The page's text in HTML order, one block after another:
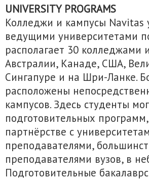
UNIVERSITY PROGRAMS
Колледжи и кампусы Navitas
ведущими университетами
располагает 30 колледжами
Австралии, Канаде, США,
Сингапуре и на Шри-Ланке.
расположены
кампусов. Здесь студенты
подготовительных
партнёрстве с
преподавателями,
преподавателями вузов, в
Подготовительные